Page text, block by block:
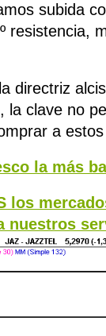
subida
resistencia,
directriz
la clave no
a
la más
los
nuestros